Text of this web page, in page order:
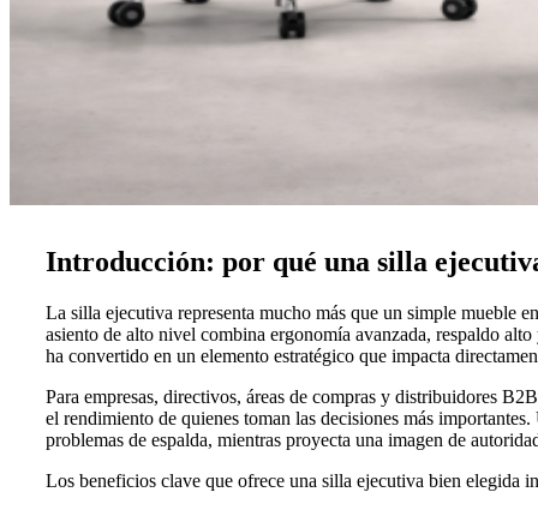
Introducción: por qué una silla
La silla ejecutiva representa mucho más que un simple mueble
asiento de alto nivel combina ergonomía avanzada, respaldo
ha convertido en un elemento estratégico que impacta
Para empresas, directivos, áreas de compras y distribuidores
el rendimiento de quienes toman las decisiones más
problemas de espalda, mientras proyecta una imagen de
Los beneficios clave que ofrece una silla ejecutiva bien elegida